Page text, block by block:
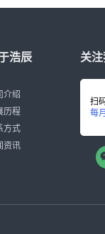
浩辰
介绍
历程
方式
资讯
关注
扫
每